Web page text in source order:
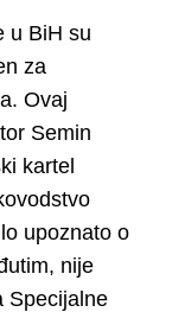
u BiH su
za
Ovaj
Semin
kartel
upoznato o
nije
Specijalne